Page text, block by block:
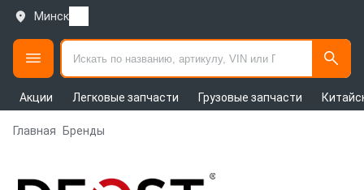
Минск
Акции Легковые запчасти Грузовые запчасти
Главная Бренды